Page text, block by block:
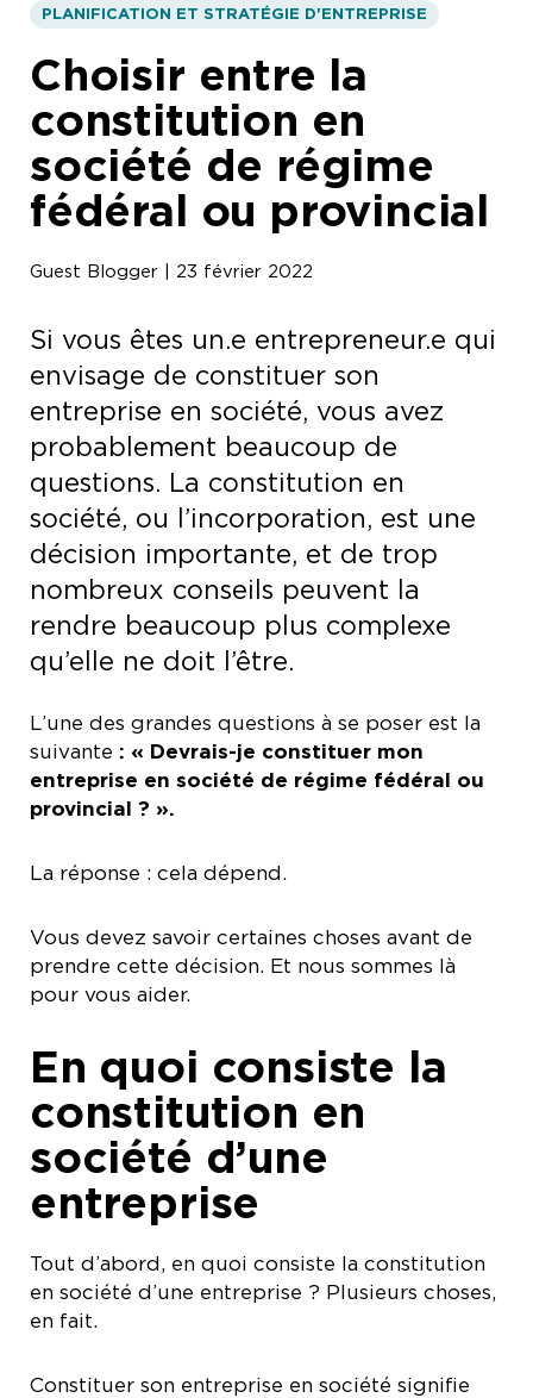
PLANIFICATION ET STRATÉGIE D'ENTREPRISE
Choisir entre la
constitution en
société de régime
fédéral ou provincial
Guest Blogger | 23 février 2022
Si vous êtes un.e entrepreneur.e qui
envisage de constituer son
entreprise en société, vous avez
probablement beaucoup de
questions. La constitution en
société, ou l’incorporation, est une
décision importante, et de trop
nombreux conseils peuvent la
rendre beaucoup plus complexe
qu’elle ne doit l’être.
L’une des grandes questions à se poser est la
suivante : « Devrais-je constituer mon
entreprise en société de régime fédéral ou
provincial ? ».
La réponse : cela dépend.
Vous devez savoir certaines choses avant de
prendre cette décision. Et nous sommes là
pour vous aider.
En quoi consiste la
constitution en
société d’une
entreprise
Tout d’abord, en quoi consiste la constitution
en société d’une entreprise ? Plusieurs choses,
en fait.
Constituer son entreprise en société signifie